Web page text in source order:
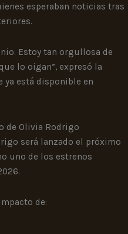
esperaban noticias tras
Estoy tan orgullosa de
lo oigan”, expresó la
ya está disponible en
de Olivia Rodrigo
será lanzado el próximo
uno de los estrenos
de: